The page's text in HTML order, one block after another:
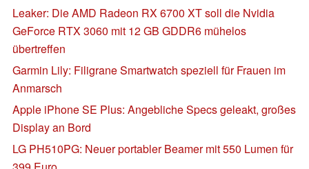
Leaker: Die AMD Radeon RX 6700 XT soll die Nvidia
GeForce RTX 3060 mit 12 GB GDDR6 mühelos
übertreffen
Garmin Lily: Filigrane Smartwatch speziell für Frauen im
Anmarsch
Apple iPhone SE Plus: Angebliche Specs geleakt, großes
Display an Bord
LG PH510PG: Neuer portabler Beamer mit 550 Lumen für